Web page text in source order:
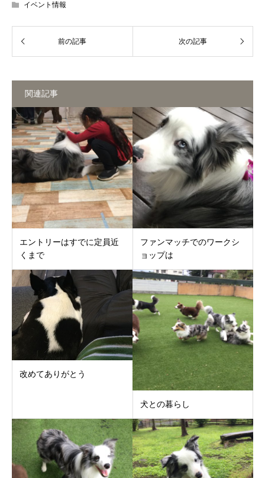
イベント情報
関連記事
エントリーはすでに定員近
くまで
ファンマッチでのワークシ
ョップは
改めてありがとう
犬との暮らし